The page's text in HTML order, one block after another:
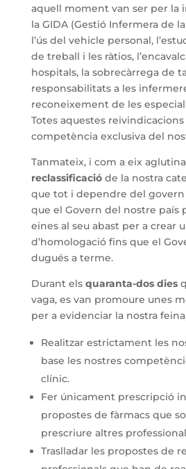
aquell moment van ser per la
la GIDA (Gestió Infermera de
l’ús del vehicle personal,
de treball i les ràtios,
hospitals, la sobrecàrrega de
responsabilitats a les
reconeixement de les
Totes aquestes
competència exclusiva del
Tanmateix, i com a eix
reclassificacióde la nostra
que tot i dependre del govern
que el Govern del nostre país
eines al seu abast per a crear
d’homologació fins que el
dugués a terme.
Durant elsquaranta-dos dies
vaga, es van promoure unes
per a evidenciar la nostra
Realitzar estrictament les
base les nostres
clínic.
Fer únicament prescripció
propostes de fàrmacs que
prescriure altres
Traslladar les propostes de